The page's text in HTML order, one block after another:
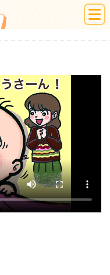
絵本ひろば